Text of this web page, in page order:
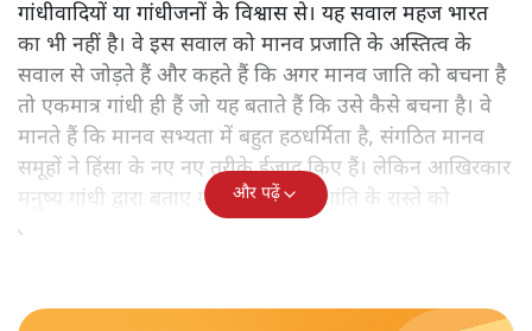
गांधीवादियों या गांधीजनों के विश्वास से। यह सवाल महज भारत
का भी नहीं है। वे इस सवाल को मानव प्रजाति के अस्तित्व के
सवाल से जोड़ते हैं और कहते हैं कि अगर मानव जाति को बचना है
तो एकमात्र गांधी ही हैं जो यह बताते हैं कि उसे कैसे बचना है। वे
मानते हैं कि मानव सभ्यता में बहुत हठधर्मिता है, संगठित मानव
समूहों ने हिंसा के नए नए तरीके ईजाद किए हैं। लेकिन आखिरकार
मनुष्य गांधी द्वारा बताए गए अहिंसा और शांति के रास्ते को
अपनाएगा।
और पढ़ें